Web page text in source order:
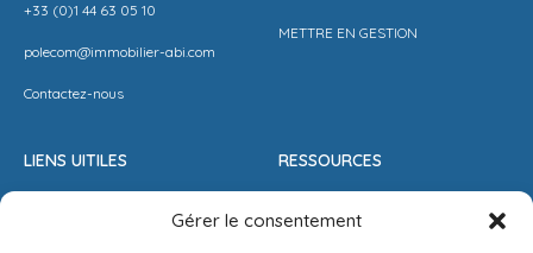
Gérer le consentement
+33 (0)1 44 63 05 10
polecom@immobilier-abi.com
Contactez-nous
METTRE EN GESTION
LIENS UITILES RESSOURCES